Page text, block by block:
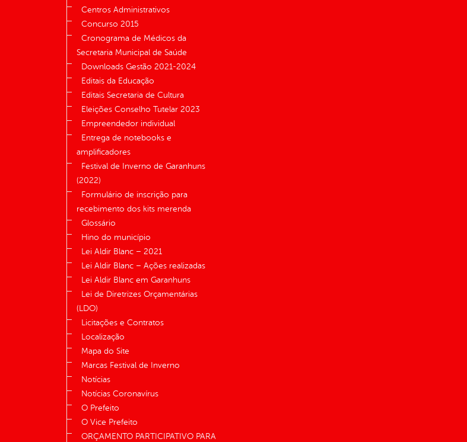
Centros Administrativos
Concurso 2015
Cronograma de Médicos da
Secretaria Municipal de Saúde
Downloads Gestão 2021-2024
Editais da Educação
Editais Secretaria de Cultura
Eleições Conselho Tutelar 2023
Empreendedor individual
Entrega de notebooks e
amplificadores
Festival de Inverno de Garanhuns
(2022)
Formulário de inscrição para
recebimento dos kits merenda
Glossário
Hino do município
Lei Aldir Blanc – 2021
Lei Aldir Blanc – Ações realizadas
Lei Aldir Blanc em Garanhuns
Lei de Diretrizes Orçamentárias
(LDO)
Licitações e Contratos
Localização
Mapa do Site
Marcas Festival de Inverno
Notícias
Notícias Coronavírus
O Prefeito
O Vice Prefeito
ORÇAMENTO PARTICIPATIVO PARA